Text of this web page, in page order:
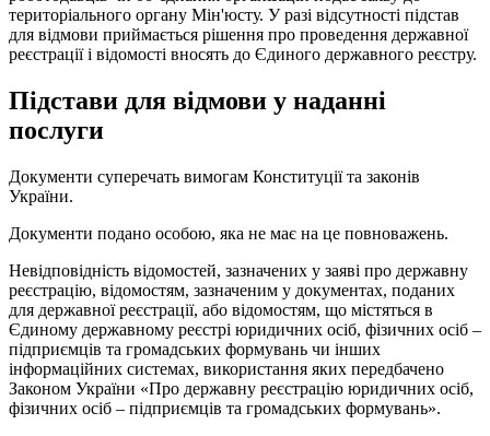
територіального органу Мін'юсту. У разі відсутності підстав
для відмови приймається рішення про проведення державної
реєстрації і відомості вносять до Єдиного державного реєстру.
Підстави для відмови у наданні
послуги
Документи суперечать вимогам Конституції та законів
України.
Документи подано особою, яка не має на це повноважень.
Невідповідність відомостей, зазначених у заяві про державну
реєстрацію, відомостям, зазначеним у документах, поданих
для державної реєстрації, або відомостям, що містяться в
Єдиному державному реєстрі юридичних осіб, фізичних осіб –
підприємців та громадських формувань чи інших
інформаційних системах, використання яких передбачено
Законом України «Про державну реєстрацію юридичних осіб,
фізичних осіб – підприємців та громадських формувань».